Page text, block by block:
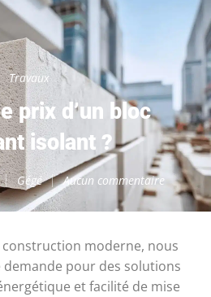
Travaux
prix d’un bloc
isolant ?
Gégé Aucun commentaire
construction moderne, nous
pour des solutions
et facilité de mise